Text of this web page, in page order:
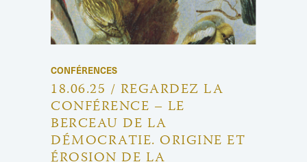
CONFÉRENCES
18.06.25 / REGARDEZ LA
CONFÉRENCE – LE
BERCEAU DE LA
DÉMOCRATIE. ORIGINE ET